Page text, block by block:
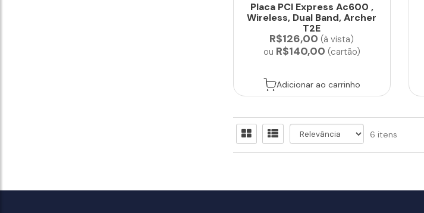
Placa PCI Express Ac600 ,
Wireless, Dual Band, Archer
T2E
R$126,00 (à vista)
ou R$140,00 (cartão)
Adicionar ao carrinho
6 itens